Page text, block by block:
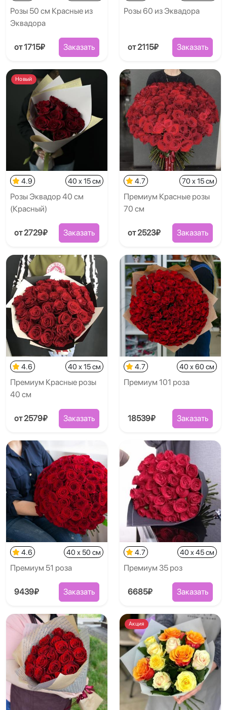
Розы 50 см Красные из
Эквадора
от 1715₽ Заказать
Розы 60 из Эквадора
от 2115₽ Заказать
Новый
4.9 40 x 15 см
Розы Эквадор 40 см
(Красный)
от 2729₽ Заказать
4.7 70 x 15 см
Премиум Красные розы
70 см
от 2523₽ Заказать
4.6 40 x 15 см
Премиум Красные розы
40 см
от 2579₽ Заказать
4.7 40 x 60 см
Премиум 101 роза
18539₽ Заказать
4.6 40 x 50 см
Премиум 51 роза
9439₽ Заказать
4.7 40 x 45 см
Премиум 35 роз
6685₽ Заказать
Акция